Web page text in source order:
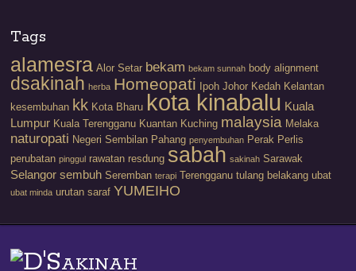
Tags
alamesra Alor Setar bekam bekam sunnah body alignment
dsakinah herba Homeopati Ipoh Johor Kedah Kelantan
kesembuhan kk Kota Bharu kota kinabalu Kuala
Lumpur Kuala Terengganu Kuantan Kuching malaysia Melaka
naturopati Negeri Sembilan Pahang penyembuhan Perak Perlis
perubatan pinggul rawatan resdung sabah sakinah Sarawak
Selangor sembuh Seremban terapi Terengganu tulang belakang ubat
ubat minda urutan saraf YUMEIHO